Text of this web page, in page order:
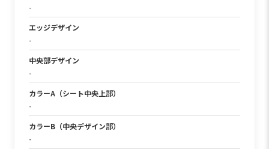
-
エッジデザイン
-
中央部デザイン
-
カラーA（シート中央上部）
-
カラーB（中央デザイン部）
-